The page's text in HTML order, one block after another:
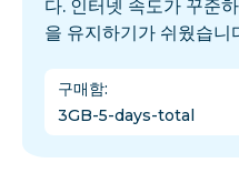
다. 인터넷 속도가 꾸준
을 유지하기가 쉬웠습니
구매함:
3GB-5-days-total